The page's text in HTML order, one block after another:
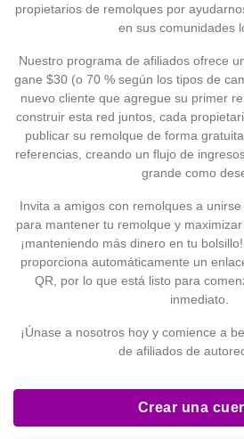
propietarios de remolques por
en sus comunidades
Nuestro programa de afiliados ofrece
gane $30 (o 70 % según los tipos de
nuevo cliente que agregue su primer
construir esta red juntos, cada
publicar su remolque de forma
referencias, creando un flujo de
grande como
Invita a amigos con remolques a
para mantener tu remolque y
¡manteniendo más dinero en tu
proporciona automáticamente un
QR, por lo que está listo para
inmediato.
¡Únase a nosotros hoy y comience a
de afiliados de
Crear una